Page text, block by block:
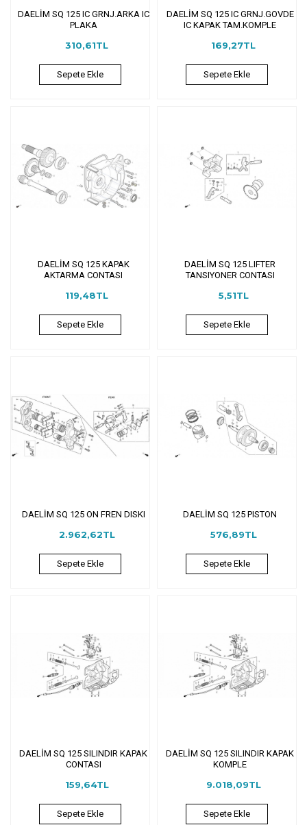
DAELİM SQ 125 IC GRNJ.ARKA IC
PLAKA
310,61TL
Sepete Ekle
DAELİM SQ 125 IC GRNJ.GOVDE
IC KAPAK TAM.KOMPLE
169,27TL
Sepete Ekle
DAELİM SQ 125 KAPAK
AKTARMA CONTASI
119,48TL
Sepete Ekle
DAELİM SQ 125 LIFTER
TANSIYONER CONTASI
5,51TL
Sepete Ekle
DAELİM SQ 125 ON FREN DISKI
2.962,62TL
Sepete Ekle
DAELİM SQ 125 PISTON
576,89TL
Sepete Ekle
DAELİM SQ 125 SILINDIR KAPAK
CONTASI
159,64TL
Sepete Ekle
DAELİM SQ 125 SILINDIR KAPAK
KOMPLE
9.018,09TL
Sepete Ekle